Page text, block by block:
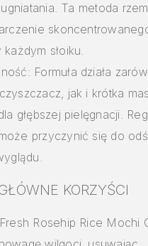
Ta metoda
słoiku.
Formuła działa
jak i krótka
głębszej pielęgnacji.
przyczynić się do
KORZYŚCI
Rosehip Rice Mochi